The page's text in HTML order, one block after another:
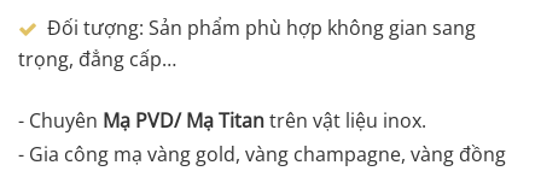
Đối tượng: Sản phẩm phù hợp không gian sang
trọng, đẳng cấp…
- Chuyên Mạ PVD/ Mạ Titantrên vật liệu inox.
- Gia công mạ vàng gold, vàng champagne, vàng đồng